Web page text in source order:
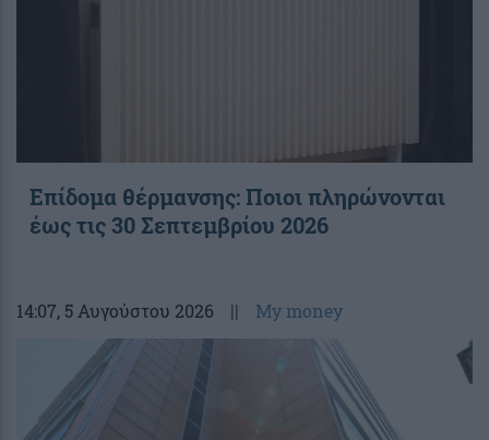
Επίδομα θέρμανσης: Ποιοι πληρώνονται
έως τις 30 Σεπτεμβρίου 2026
14:07, 5 Αυγούστου 2026 || My money